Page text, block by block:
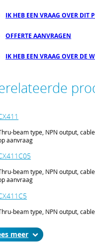
IK HEB EEN VRAAG OVER DIT
OFFERTE AANVRAGEN
IK HEB EEN VRAAG OVER DE
beam type, NPN output,
aanvraag
beam type, NPN output,
aanvraag
beam type, NPN output,